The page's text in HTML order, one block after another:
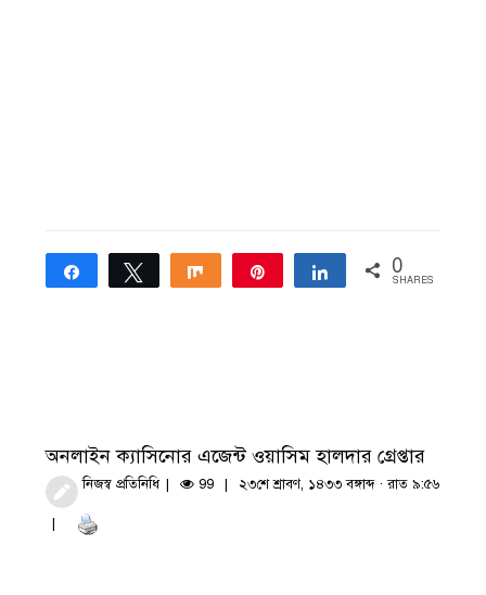
Share Tweet Share Share 0
SHARES
অনলাইন ক্যাসিনোর এজেন্ট ওয়াসিম হালদার গ্রেপ্তার
নিজস্ব প্রতিনিধি 99 ২৩শে শ্রাবণ, ১৪৩৩ বঙ্গাব্দ · রাত ৯:৫৬